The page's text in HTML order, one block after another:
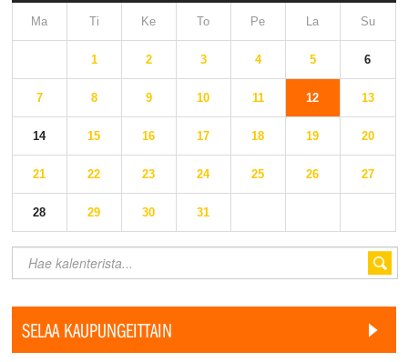
Ma Ti Ke To Pe La Su
1 2 3 4 5 6
7 8 9 10 11 12 13
14 15 16 17 18 19 20
21 22 23 24 25 26 27
28 29 30 31
SELAA KAUPUNGEITTAIN